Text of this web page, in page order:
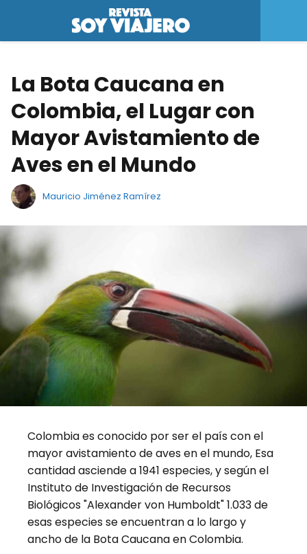
La Bota Caucana en
Colombia, el Lugar con
Mayor Avistamiento de
Aves en el Mundo
Mauricio Jiménez Ramírez
Colombia es conocido por ser el país con el
mayor avistamiento de aves en el mundo, Esa
cantidad asciende a 1941 especies, y según el
Instituto de Investigación de Recursos
Biológicos "Alexander von Humboldt" 1.033 de
esas especies se encuentran a lo largo y
ancho de la Bota Caucana en Colombia.